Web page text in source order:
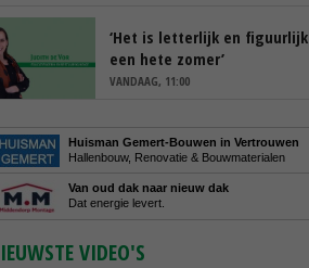
‘Het is letterlijk en figuurlijk
een hete zomer’
VANDAAG, 11:00
Huisman Gemert-Bouwen in Vertrouwen
Hallenbouw, Renovatie & Bouwmaterialen
Van oud dak naar nieuw dak
Dat energie levert.
VIDEO'S